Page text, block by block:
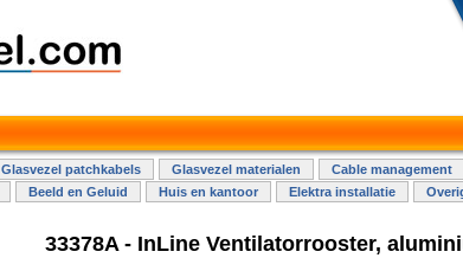
Glasvezel patchkabels Glasvezel materialen Cable management
Beeld en Geluid Huis en kantoor Elektra installatie
33378A - InLine Ventilatorrooster,